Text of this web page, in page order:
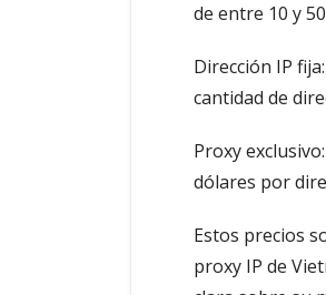
de entre 10 y
Dirección IP
cantidad de
Proxy
dólares por
Estos precios
proxy IP de